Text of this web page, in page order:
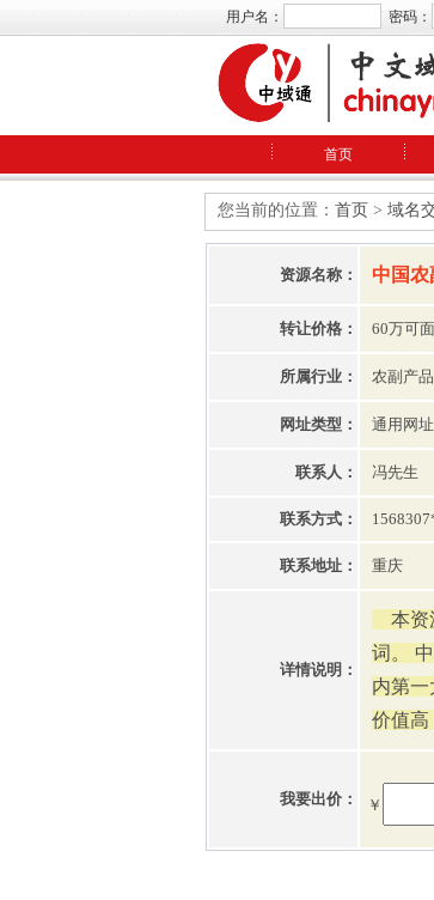
用户名： 密码：
首页
您当前的位置： 首页 > 域名
资源名称： 中国农
转让价格： 60万可
所属行业： 农副产
网址类型： 通用网址
联系人： 冯先生
联系方式：
联系地址： 重庆
详情说明：
本资
词。
内第
价值高
我要出价： ￥